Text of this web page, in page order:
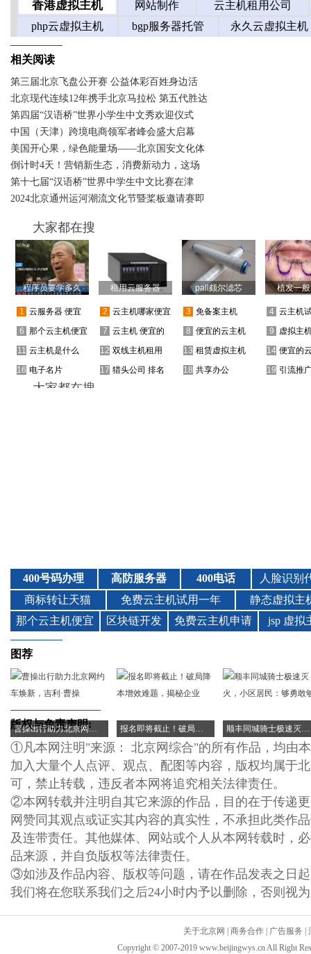
相关阅读
第三届北京飞盘公开赛 公益体彩百姓身边活
北京现代连续12年携手北京马拉松 第五代胜达
第四届“汉语桥”世界小学生中文秀欢迎仪式
中国（天津）跨境电商领军者峰会盛大启幕
美国开心果，绿色能量场——北京国安文化体
倒计时4天！营销新生态，消费新动力，这场
第十七届“汉语桥”世界中学生中文比赛在津
2024北京通州运河潮流文化节暨桨板邀请赛即
图荐
曹操出行助力北京网约车焕新，吉利·曹操 报名即将截止！破局降本增效难题，揭秘企业 顺丰同城骑士极速灭火，小区居民：够勇敢够
版权与免责声明:
①凡本网注明"来源： 北京网综合"的所有作品，均由
加入大量个人点评、观点、配图等内容，版权均属于
可，禁止转载，违反者本网将追究相关法律责任。
②本网转载并注明自其它来源的作品，目的在于传递
网赞同其观点或证实其内容的真实性，不承担此类作
及连带责任。其他媒体、网站或个人从本网转载时，
品来源，并自负版权等法律责任。
③如涉及作品内容、版权等问题，请在作品发表之日
我们将在您联系我们之后24小时内予以删除，否则视
关于北京网 商务合作 广告服务
Copyright © 2007-2019 www.beijingwys.cn All Right